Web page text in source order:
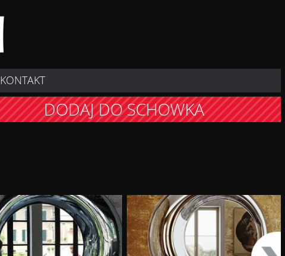
KONTAKT
DODAJ DO SCHOWKA